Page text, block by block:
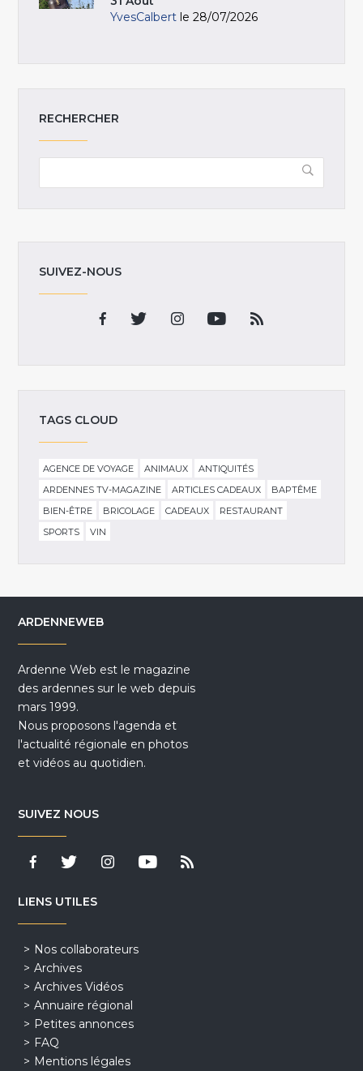
YvesCalbert le 28/07/2026
RECHERCHER
SUIVEZ-NOUS
TAGS CLOUD
AGENCE DE VOYAGE ANIMAUX
ANTIQUITÉS
ARDENNES TV-MAGAZINE
ARTICLES CADEAUX
BAPTÊME
BIEN-ÊTRE
BRICOLAGE CADEAUX
RESTAURANT
SPORTS
VIN
ARDENNEWEB
Ardenne Web est le magazine
des ardennes sur le web depuis
mars 1999.
Nous proposons l'agenda et
l'actualité régionale en photos
et vidéos au quotidien.
SUIVEZ NOUS
LIENS UTILES
Nos collaborateurs
Archives
Archives Vidéos
Annuaire régional
Petites annonces
FAQ
Mentions légales